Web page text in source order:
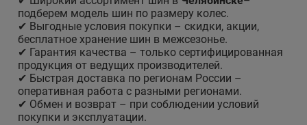
подберем модель шин по размеру колес.
✔ Выгодные условия покупки – скидки, акции,
бесплатное хранение шин в межсезонье.
✔ Гарантия качества – только сертифицированная
продукция от ведущих производителей.
✔ Быстрая доставка по регионам России –
оперативная работа с разными регионами.
✔ Обмен и возврат – при соблюдении условий
покупки и эксплуатации.